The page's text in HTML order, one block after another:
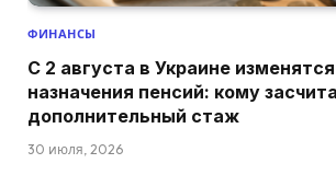
ФИНАНСЫ
С 2 августа в Украине
назначения пенсий: кому
дополнительный стаж
30 июля, 2026